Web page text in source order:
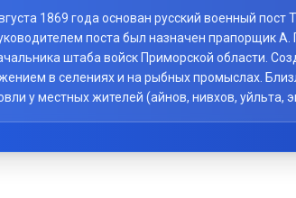
1869 года основан русский военный
поста был назначен прапорщик
штаба войск Приморской области.
в селениях и на рыбных промыслах.
у местных жителей (айнов, нивхов, уйльта,